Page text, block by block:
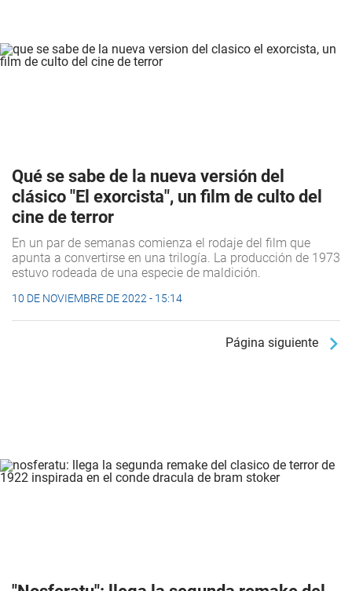
Qué se sabe de la nueva versión del
clásico "El exorcista", un film de culto del
cine de terror
En un par de semanas comienza el rodaje del film que
apunta a convertirse en una trilogía. La producción de 1973
estuvo rodeada de una especie de maldición.
10 DE NOVIEMBRE DE 2022 - 15:14
Página siguiente